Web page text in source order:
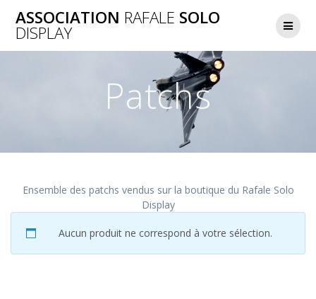
to
ASSOCIATION RAFALE SOLO
DISPLAY
Patchs
Ensemble des patchs vendus sur la boutique du Rafale Solo
Display
Aucun produit ne correspond à votre sélection.